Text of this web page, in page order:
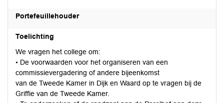
Portefeuillehouder
Toelichting
We vragen het college om:
• De voorwaarden voor het organiseren van een
commissievergadering of andere bijeenkomst
van de Tweede Kamer in Dijk en Waard op te vragen bij de
Griffie van de Tweede Kamer.